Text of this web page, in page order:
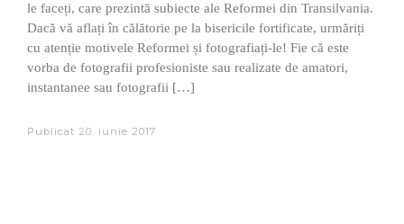
le faceți, care prezintă subiecte ale Reformei din Transilvania.
Dacă vă aflați în călătorie pe la bisericile fortificate, urmăriți
cu atenție motivele Reformei și fotografiați-le! Fie că este
vorba de fotografii profesioniste sau realizate de amatori,
instantanee sau fotografii […]
Publicat 20. iunie 2017